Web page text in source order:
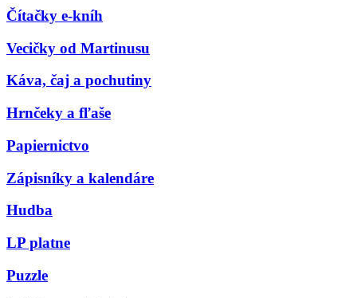
Čítačky e-kníh
Vecičky od Martinusu
Káva, čaj a pochutiny
Hrnčeky a fľaše
Papiernictvo
Zápisníky a kalendáre
Hudba
LP platne
Puzzle